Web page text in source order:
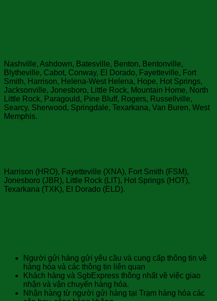
Nashville, ‎Ashdown, Batesville, Benton, Bentonville,
Blytheville, Cabot, Conway, El Dorado, Fayetteville, Fort
Smith, Harrison, Helena-West Helena, Hope, Hot Springs,
Jacksonville, Jonesboro, Little Rock, Mountain Home, North
Little Rock, Paragould, Pine Bluff, Rogers, Russellville,
Searcy, Sherwood, Springdale, Texarkana, Van Buren, West
Memphis.
Harrison (HRO), Fayetteville (XNA), Fort Smith (FSM),
Jonesboro (JBR), Little Rock (LIT), Hot Springs (HOT),
Texarkana (TXK), El Dorado (ELD).
Người gửi hàng gửi yêu cầu và cung cấp thông tin về
hàng hóa và các thông tin liên quan
Khách hàng và SgbExpress thông nhất về việc giao
nhận và vận chuyển hàng hóa.
Nhận hàng từ người gửi hàng tại Trạm hàng hóa các